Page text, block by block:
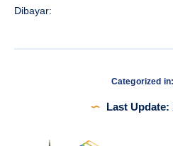
Dibayar:
Categorized in:
Last Update: